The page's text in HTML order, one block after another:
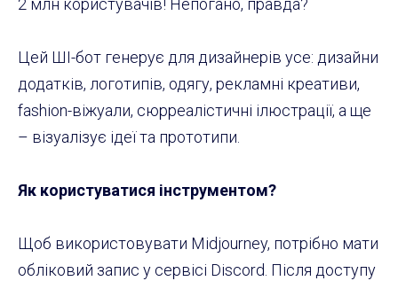
2 млн користувачів! Непогано, правда?
Цей ШІ-бот генерує для дизайнерів усе: дизайни
додатків, логотипів, одягу, рекламні креативи,
fashion-віжуали, сюрреалістичні ілюстрації, а ще
– візуалізує ідеї та прототипи.
Як користуватися інструментом?
Щоб використовувати Midjourney, потрібно мати
обліковий запис у сервісі Discord. Після доступу